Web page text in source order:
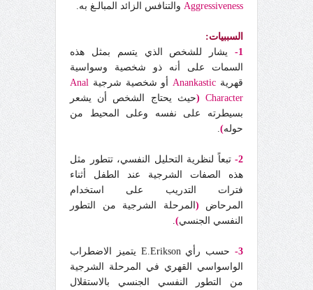
Aggressiveness والتنافس الزائد المبالـغ به.
السببيات:
1-
يشار للشخص الذي يتسم بمثل هذه
السمات على أنه ذو شخصية وسواسية
قهرية Anankasticأو شخصية شرجية Anal
Character
(حيث يحتاج الشخص أن يشعر
بسيطرته على نفسه وعلى المحيط من
حوله)
.
2-
تبعاً لنظرية التحليل النفسي، تتطور مثل
هذه الصفات الشرجية عند الطفل أثناء
فترات التدريب على استخدام
المرحاض ( المرحلة الشرجية من التطور
النفسي الجنسي)
.
3-
حسب رأي E.Erikson يتميز الاضطراب
الواسواسي القهري في المرحلة الشرجية
من التطور النفسي الجنسي بالاستقلال